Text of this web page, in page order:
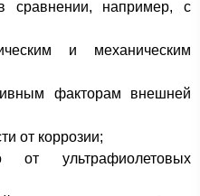
сравнении, например, с
и механическим
факторам внешней
от коррозии;
от ультрафиолетовых